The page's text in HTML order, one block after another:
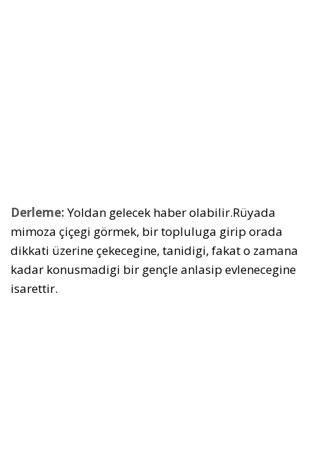
Derleme:Yoldan gelecek haber olabilir.Rüyada
mimoza çiçegi görmek, bir topluluga girip orada
dikkati üzerine çekecegine, tanidigi, fakat o zamana
kadar konusmadigi bir gençle anlasip evlenecegine
isarettir.